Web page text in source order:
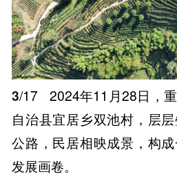
3/17
2024年11月28日，
自治县宜居乡双池村，层
公路，民居相映成景，构
发展画卷。